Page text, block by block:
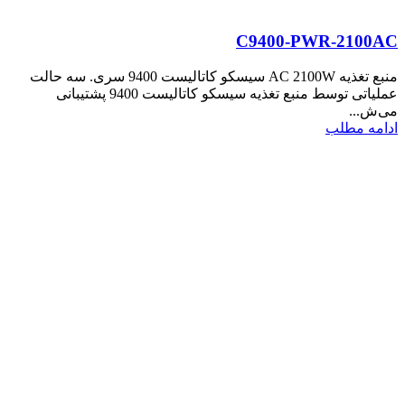
C9400-PWR-2100AC
منبع تغذیه AC 2100W سیسکو کاتالیست 9400 سری. سه حالت
عملیاتی توسط منبع تغذیه سیسکو کاتالیست 9400 پشتیبانی
می‌ش...
ادامه مطلب